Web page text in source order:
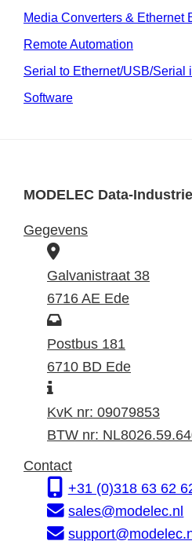
Media Converters & Ethernet
Remote Automation
Serial to Ethernet/USB/Serial
Software
MODELEC Data-
Gegevens
B
e
z
o
e
k
d
r
s
Galvanistraat 38
6716 AE Ede
P
o
s
a
d
e
s
Postbus 181
6710 BD Ede
I
n
f
r
m
a
KvK nr: 09079853
BTW nr:
Contact
+31 (0)318 63 62
sales@modelec.nl